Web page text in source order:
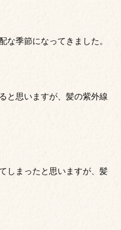
な季節になってきました。
と思いますが、髪の紫外線
しまったと思いますが、髪